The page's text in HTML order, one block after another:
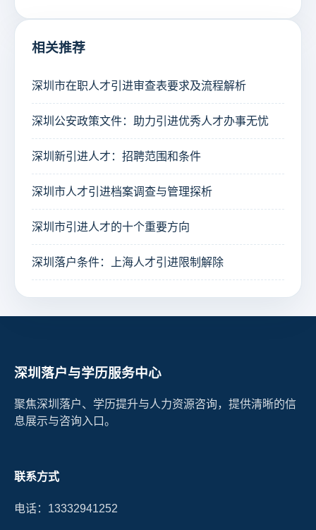
相关推荐
深圳市在职人才引进审查表要求及流程解析
深圳公安政策文件：助力引进优秀人才办事无忧
深圳新引进人才：招聘范围和条件
深圳市人才引进档案调查与管理探析
深圳市引进人才的十个重要方向
深圳落户条件：上海人才引进限制解除
深圳落户与学历服务中心
聚焦深圳落户、学历提升与人力资源咨询，提供清晰的信
息展示与咨询入口。
联系方式
电话：13332941252